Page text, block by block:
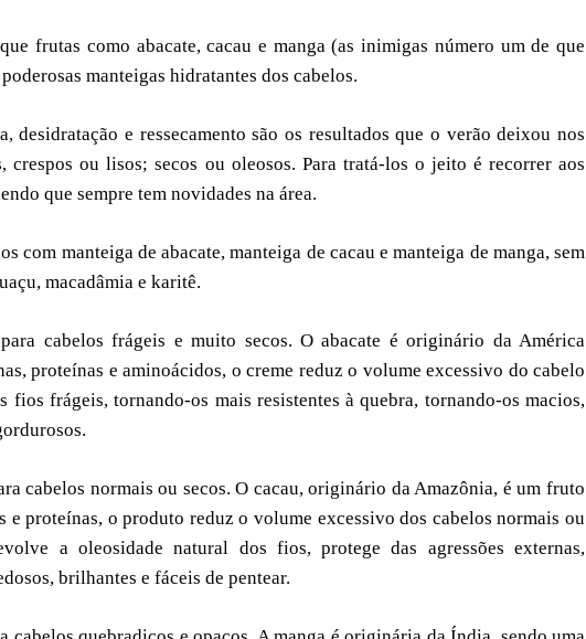
frutas como abacate, cacau e manga (as inimigas número um de que
manteigas hidratantes dos cabelos.
desidratação e ressecamento são os resultados que o verão deixou nos
crespos ou lisos; secos ou oleosos. Para tratá-los o jeito é recorrer aos
que sempre tem novidades na área.
com manteiga de abacate, manteiga de cacau e manteiga de manga, sem
macadâmia e karitê.
cabelos frágeis e muito secos. O abacate é originário da América
proteínas e aminoácidos, o creme reduz o volume excessivo do cabelo
fios frágeis, tornando-os mais resistentes à quebra, tornando-os macios,
cabelos normais ou secos. O cacau, originário da Amazônia, é um fruto
proteínas, o produto reduz o volume excessivo dos cabelos normais ou
a oleosidade natural dos fios, protege das agressões externas,
brilhantes e fáceis de pentear.